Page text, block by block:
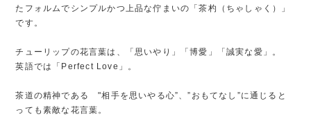
たフォルムでシンプルかつ上品な佇まいの「茶杓（ちゃしゃく）」
です。
チューリップの花言葉は、「思いやり」「博愛」「誠実な愛」。
英語では「Perfect Love」。
茶道の精神である "相手を思いやる心”、”おもてなし”に通じると
っても素敵な花言葉。